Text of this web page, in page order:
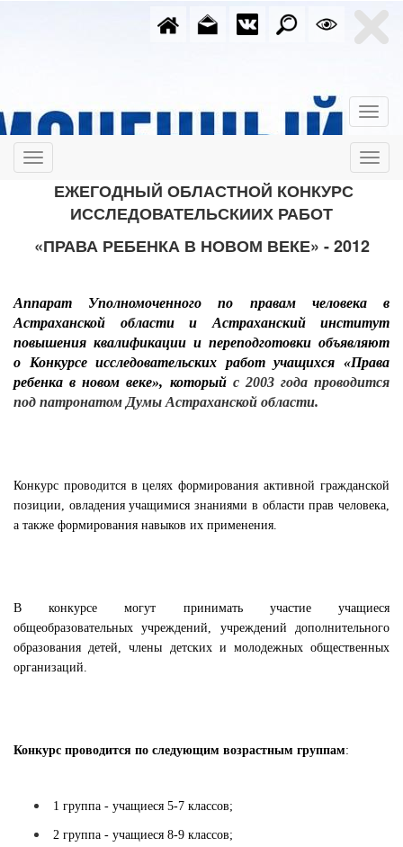
ЕЖЕГОДНЫЙ ОБЛАСТНОЙ КОНКУРС
ИССЛЕДОВАТЕЛЬСКИИХ РАБОТ
«ПРАВА РЕБЕНКА В НОВОМ ВЕКЕ» - 2012
Аппарат Уполномоченного по правам человека в
Астраханской области и Астраханский институт
повышения квалификации и переподготовки объявляют
о Конкурсе исследовательских работ учащихся «Права
ребенка в новом веке», который с 2003 года проводится
под патронатом Думы Астраханской области.
Конкурс проводится в целях формирования активной гражданской
позиции, овладения учащимися знаниями в области прав человека,
а также формирования навыков их применения.
В конкурсе могут принимать участие учащиеся
общеобразовательных учреждений, учреждений дополнительного
образования детей, члены детских и молодежных общественных
организаций.
Конкурс проводится по следующим возрастным группам:
1 группа - учащиеся 5-7 классов;
2 группа - учащиеся 8-9 классов;